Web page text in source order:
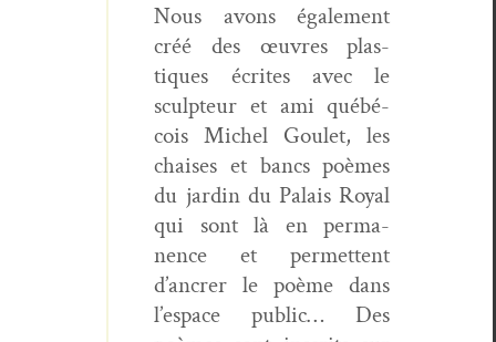
Nous avons égale­ment
créé des œuvres plas­
tiques écrites avec le
sculp­teur et ami québé­
cois Michel Goulet, les
chais­es et bancs poèmes
du jardin du Palais Roy­al
qui sont là en per­ma­
nence et per­me­t­tent
d’ancrer le poème dans
l’e­space pub­lic… Des